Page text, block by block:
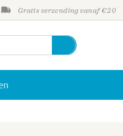
Gratis verzending vanaf €20
Personen